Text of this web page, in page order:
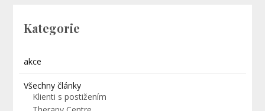
Kategorie
akce
Všechny články
Klienti s postižením